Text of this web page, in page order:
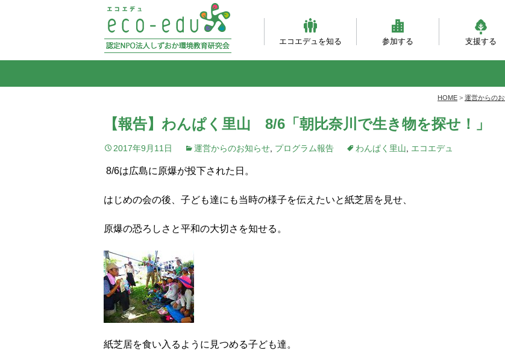
エコエデュを知る
参加する
支援する
HOME > 運営からの
【報告】わんぱく里山 8/6「朝比奈川で生き物を探せ！」
2017年9月11日 運営からのお知らせ プログラム報告 わんぱく里山 エコエデュ
8/6は広島に原爆が投下された日。
はじめの会の後、子ども達にも当時の様子を伝えたいと紙芝居を見せ、
原爆の恐ろしさと平和の大切さを知せる。
紙芝居を食い入るように見つめる子ども達。